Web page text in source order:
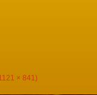
× 841)